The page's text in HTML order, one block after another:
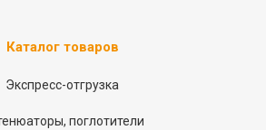
Каталог товаров
Экспресс-отгрузка
поглотители